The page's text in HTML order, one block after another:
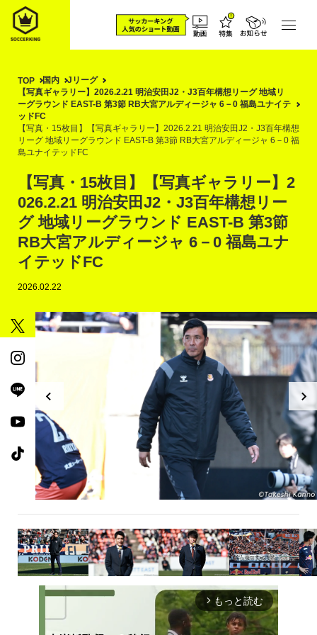
TOP 国内
Jリーグ
【写真ギャラリー】2026.2.21 明治安田J2・J3百年構想リーグ 地域リ
ーグラウンド EAST-B 第3節 RB大宮アルディージャ 6－0 福島ユナイテ
ッドFC
【写真・15枚目】【写真ギャラリー】2026.2.21 明治安田J2・J3百年構想
リーグ 地域リーグラウンド EAST-B 第3節 RB大宮アルディージャ 6－0 福
島ユナイテッドFC
【写真・15枚目】【写真ギャラリー】2
026.2.21 明治安田J2・J3百年構想リー
グ 地域リーグラウンド EAST-B 第3節
RB大宮アルディージャ 6－0 福島ユナ
イテッドFC
2026.02.22
arrow_forward_ios もっと読む